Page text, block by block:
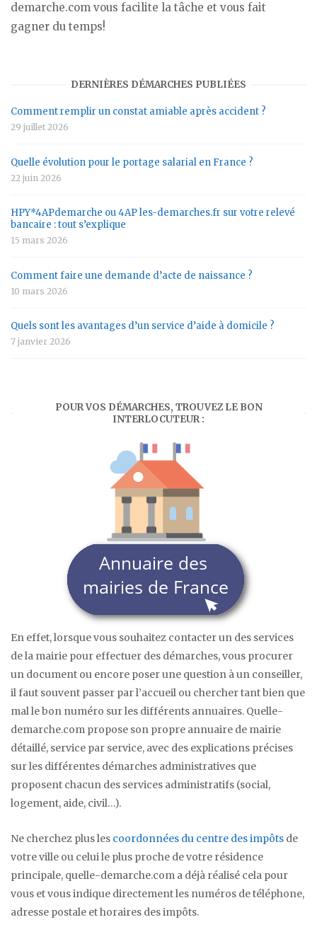
demarche.com vous facilite la tâche et vous fait
gagner du temps!
DERNIÈRES DÉMARCHES PUBLIÉES
Comment remplir un constat amiable après accident ?
29 juillet 2026
Quelle évolution pour le portage salarial en France ?
22 juin 2026
HPY*4APdemarche ou 4AP les-demarches.fr sur votre relevé
bancaire : tout s’explique
15 mars 2026
Comment faire une demande d’acte de naissance ?
10 mars 2026
Quels sont les avantages d’un service d’aide à domicile ?
7 janvier 2026
POUR VOS DÉMARCHES, TROUVEZ LE BON
INTERLOCUTEUR :
En effet, lorsque vous souhaitez contacter un des services
de la mairie pour effectuer des démarches, vous procurer
un document ou encore poser une question à un conseiller,
il faut souvent passer par l’accueil ou chercher tant bien que
mal le bon numéro sur les différents annuaires. Quelle-
demarche.com propose son propre annuaire de mairie
détaillé, service par service, avec des explications précises
sur les différentes démarches administratives que
proposent chacun des services administratifs (social,
logement, aide, civil…).
Ne cherchez plus les coordonnées du centre des impôts de
votre ville ou celui le plus proche de votre résidence
principale, quelle-demarche.com a déjà réalisé cela pour
vous et vous indique directement les numéros de téléphone,
adresse postale et horaires des impôts.